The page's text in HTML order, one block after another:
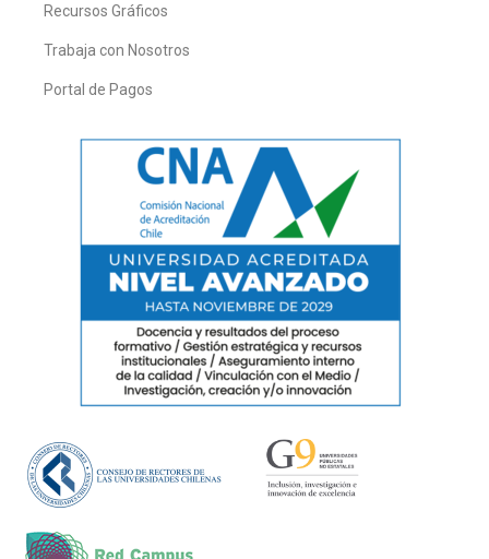
Recursos Gráficos
Trabaja con Nosotros
Portal de Pagos